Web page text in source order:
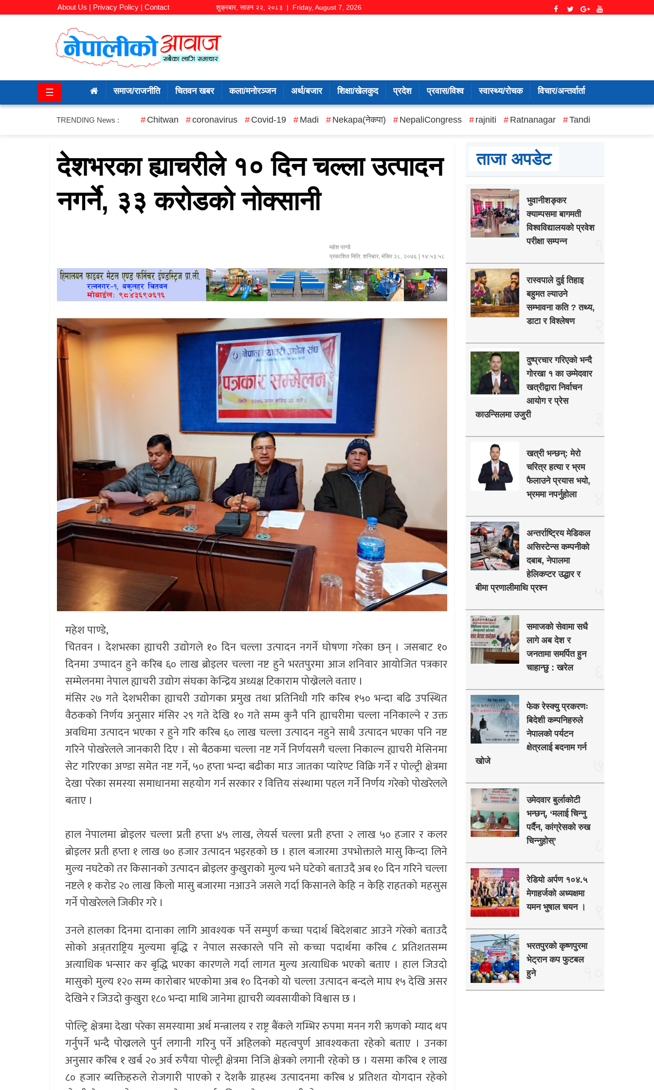
About Us | Privacy Policy | Contact शुक्रबार, साउन २२, २०८३ | Friday, August 7, 2026
राजनीति
☰ समाज/राजनीति चितवन खबर कला/मनोरञ्जन अर्थ/बजार शिक्षा/खेलकुद प्रदेश प्रवास/विश्व स्वास्थ्य/रोचक विचार/अन्तर्वार्ता
TRENDING News : Chitwan coronavirus Covid-19 Madi Nekapa(नेकपा) NepaliCongress rajniti Ratnanagar Tandi
देशभरका ह्याचरीले १० दिन चल्ला उत्पादन
नगर्ने, ३३ करोडको नोक्सानी
महेश पाण्डे
प्रकाशित मिति:शनिबार, मंसिर २८, २०७६ | १४:५३:५८
महेश पाण्डे,
चितवन । देशभरका ह्याचरी उद्योगले १० दिन चल्ला उत्पादन नगर्ने घोषणा गरेका छन् । जसबाट १०
दिनमा उप्पादन हुने करिब ६० लाख ब्रोइलर चल्ला नष्ट हुने भरतपुरमा आज शनिवार आयोजित पत्रकार
सम्मेलनमा नेपाल ह्याचरी उद्योग संघका केन्द्रिय अध्यक्ष टिकाराम पोख्रेलले वताए ।
मंसिर २७ गते देशभरीका ह्याचरी उद्योगका प्रमुख तथा प्रतिनिधी गरि करिब १५० भन्दा बढि उपस्थित
वैठकको निर्णय अनुसार मंसिर २९ गते देखि १० गते सम्म कुनै पनि ह्याचरीमा चल्ला ननिकाल्ने र उक्त
अवधिमा उत्पादन भएका र हुने गरि करिब ६० लाख चल्ला उत्पादन नहुने साथै उत्पादन भएका पनि नष्ट
गरिने पोखरेलले जानकारी दिए । सो बैठकमा चल्ला नष्ट गर्ने निर्णयसगै चल्ला निकाल्न ह्याचरी मेसिनमा
सेट गरिएका अण्डा समेत नष्ट गर्ने, ५० हप्ता भन्दा बढीका माउ जातका प्यारेण्ट विक्रि गर्ने र पोल्ट्री क्षेत्रमा
देखा परेका समस्या समाधानमा सहयोग गर्न सरकार र वित्तिय संस्थामा पहल गर्ने निर्णय गरेको पोखरेलले
बताए ।
हाल नेपालमा ब्रोइलर चल्ला प्रती हप्ता ४५ लाख, लेयर्स चल्ला प्रती हप्ता २ लाख ५० हजार र कलर
ब्रोइलर प्रती हप्ता १ लाख ७० हजार उत्पादन भइरहको छ । हाल बजारमा उपभोक्ताले मासु किन्दा लिने
मुल्य नघटेको तर किसानको उत्पादन ब्रोइलर कुखुराको मुल्य भने घटेको बताउदै अब १० दिन गरिने चल्ला
नष्टले १ करोड २० लाख किलो मासु बजारमा नआउने जसले गर्दा किसानले केहि न केहि राहतको महसुस
गर्ने पोखरेलले जिकीर गरे ।
उनले हालका दिनमा दानाका लागि आवश्यक पर्ने सम्पुर्ण कच्चा पदार्थ बिदेशबाट आउने गरेको बताउदै
सोको अन्र्तराष्ट्रिय मुल्यमा बृद्धि र नेपाल सरकारले पनि सो कच्चा पदार्थमा करिब ८ प्रतिशतसम्म
अत्याधिक भन्सार कर बृद्धि भएका कारणले गर्दा लागत मुल्य अत्याधिक भएको बताए । हाल जिउदो
मासुको मुल्य १२० सम्म कारोबार भएकोमा अब १० दिनको यो चल्ला उत्पादन बन्दले माघ १५ देखि असर
देखिने र जिउदो कुखुरा १८० भन्दा माथि जानेमा ह्याचरी व्यवसायीको विश्वास छ ।
पोल्ट्रि क्षेत्रमा देखा परेका समस्यामा अर्थ मन्त्रालय र राष्ट्र बैंकले गम्भिर रुपमा मनन गरी ऋणको म्याद थप
गर्नुपर्ने भन्दै पोख्रलले पुर्न लगानी गरिनु पर्ने अहिलको महत्वपुर्ण आवश्यकता रहेको बताए । उनका
अनुसार करिब १ खर्ब २० अर्व रुपैया पोल्ट्री क्षेत्रमा निजि क्षेत्रको लगानी रहेको छ । यसमा करिब १ लाख
८० हजार ब्यक्तिहरुले रोजगारी पाएको र देशकै ग्राहस्थ उत्पादनमा करिब ४ प्रतिशत योगदान रहेको
ताजा अपडेट
भुवानीशङ्कर
क्याम्पसमा बागमती
विश्वविद्यालयको प्रवेश
परीक्षा सम्पन्न
रास्वपाले दुई तिहाइ
बहुमत ल्याउने
सम्भावना कति ? तथ्य,
डाटा र विश्लेषण
दुष्प्रचार गरिएको भन्दै
गोरखा १ का उम्मेदवार
खत्रीद्वारा निर्वाचन
आयोग र प्रेस
काउन्सिलमा उजुरी
खत्री भन्छन्: मेरो
चरित्र हत्या र भ्रम
फैलाउने प्रयास भयो,
भ्रममा नपर्नुहोला
अन्तर्राष्ट्रिय मेडिकल
असिस्टेन्स कम्पनीको
दबाब, नेपालमा
हेलिकप्टर उद्धार र
बीमा प्रणालीमाथि प्रश्न
समाजको सेवामा सधै
लागे अब देश र
जनतामा समर्पित हुन
चाहान्छु : खरेल
फेक रेस्क्यु प्रकरणः
बिदेशी कम्पनिहरुले
नेपालको पर्यटन
क्षेत्रलाई बदनाम गर्न
खोजे
उमेदवार बुर्लाकोटी
भन्छन्, ‘मलाई चिन्नु
पर्दैन, कांग्रेसको रुख
चिन्नुहोस्’
रेडियो अर्पण १०४.५
मेगाहर्जको अध्यक्षमा
यमन भुषाल चयन ।
भरतपुरको कृष्णपुरमा
भेट्रान कप फुटबल
हुने